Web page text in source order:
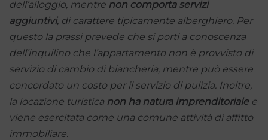
dell’alloggio, mentre non comporta servizi
aggiuntivi, di carattere tipicamente alberghiero. Per
questo la prassi prevede che si porti a conoscenza
dell’inquilino che l’appartamento non è provvisto di
servizio di cambio di biancheria, mentre può essere
concordato un costo per il servizio di pulizia. Inoltre,
la locazione turistica non ha natura imprenditorialee
viene esercitata come una comune attività di affitto
immobiliare.